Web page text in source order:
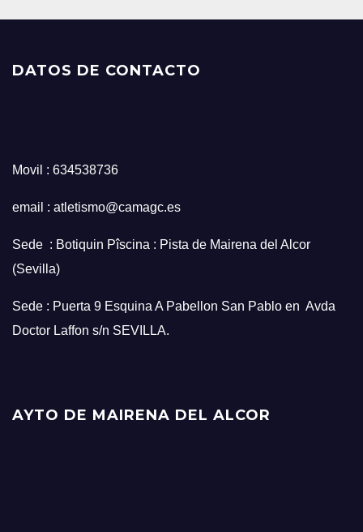
DATOS DE CONTACTO
Movil : 634538736
email : atletismo@camagc.es
Sede : Botiquin Pîscina : Pista de Mairena del Alcor
(Sevilla)
Sede : Puerta 9 Esquina A Pabellon San Pablo en Avda
Doctor Laffon s/n SEVILLA.
AYTO DE MAIRENA DEL ALCOR